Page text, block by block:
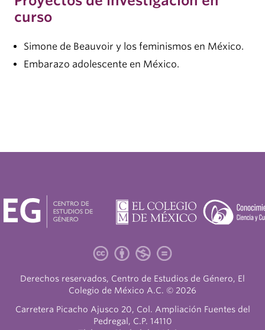
curso
Simone de Beauvoir y los feminismos en México.
Embarazo adolescente en México.
Derechos reservados, Centro de Estudios de Género, El
Colegio de México A.C. © 2026
Carretera Picacho Ajusco 20, Col. Ampliación Fuentes del
Pedregal, C.P. 14110